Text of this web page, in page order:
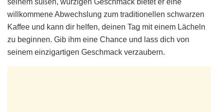
seinem süßen, würzigen Geschmack bietet er eine
willkommene Abwechslung zum traditionellen schwarzen
Kaffee und kann dir helfen, deinen Tag mit einem Lächeln
zu beginnen. Gib ihm eine Chance und lass dich von
seinem einzigartigen Geschmack verzaubern.